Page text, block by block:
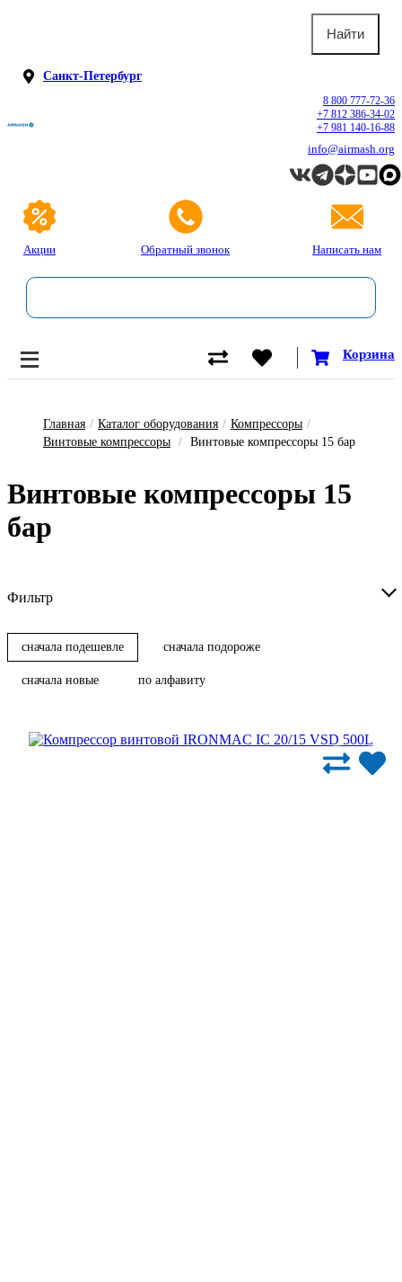
Санкт-Петербург
Акции Обратный звонок Написать нам
8 800 777-72-36
+7 812 386-34-02
+7 981 140-16-88
info@airmash.org
Корзина
Главная / Каталог оборудования / Компрессоры /
Винтовые компрессоры / Винтовые компрессоры 15 бар
Вин­то­вые ком­прес­со­ры 15
бар
Фильтр
сначала подешевле сначала подороже
сначала новые по алфавиту